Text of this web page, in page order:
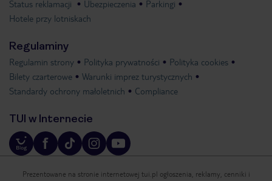
Status reklamacji
Ubezpieczenia
Parkingi
Hotele przy lotniskach
Regulaminy
Regulamin strony Polityka prywatności
Polityka cookies
Bilety czarterowe
Warunki imprez turystycznych
Standardy ochrony małoletnich
Compliance
TUI w Internecie
Prezentowane na stronie internetowej tui.pl ogłoszenia, reklamy, cenniki i